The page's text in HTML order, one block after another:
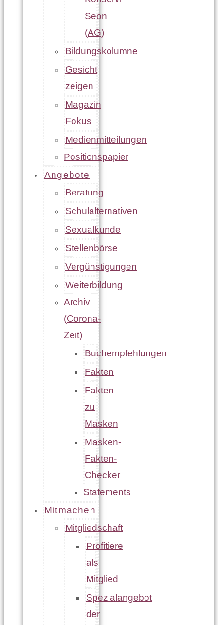
Seon
(AG)
Bildungskolumne
Gesicht
zeigen
Magazin
Fokus
Medienmitteilungen
Positionspapier
Angebote
Beratung
Schulalternativen
Sexualkunde
Stellenbörse
Vergünstigungen
Weiterbildung
Archiv
(Corona-
Zeit)
Buchempfehlungen
Fakten
Fakten
zu
Masken
Masken-
Fakten-
Checker
Statements
Mitmachen
Mitgliedschaft
Profitiere
als
Mitglied
Spezialangebot
der